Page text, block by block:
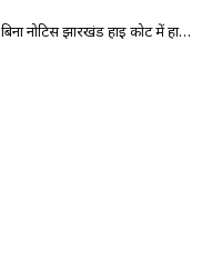
बिना नोटिस झारखंड हाई कोर्ट में हाजिर हुईं तुपुदाना ओपी प्रभारी मीरा कुमारी, कोर्ट ने कहा- ‘कुछ तो गड़बड़ है’